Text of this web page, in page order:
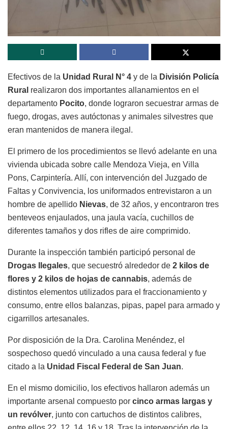
Efectivos de la Unidad Rural N° 4 y de la División Policía
Rural realizaron dos importantes allanamientos en el
departamento Pocito, donde lograron secuestrar armas de
fuego, drogas, aves autóctonas y animales silvestres que
eran mantenidos de manera ilegal.
El primero de los procedimientos se llevó adelante en una
vivienda ubicada sobre calle Mendoza Vieja, en Villa
Pons, Carpintería. Allí, con intervención del Juzgado de
Faltas y Convivencia, los uniformados entrevistaron a un
hombre de apellido Nievas, de 32 años, y encontraron tres
benteveos enjaulados, una jaula vacía, cuchillos de
diferentes tamaños y dos rifles de aire comprimido.
Durante la inspección también participó personal de
Drogas Ilegales, que secuestró alrededor de 2 kilos de
flores y 2 kilos de hojas de cannabis, además de
distintos elementos utilizados para el fraccionamiento y
consumo, entre ellos balanzas, pipas, papel para armado y
cigarrillos artesanales.
Por disposición de la Dra. Carolina Menéndez, el
sospechoso quedó vinculado a una causa federal y fue
citado a la Unidad Fiscal Federal de San Juan.
En el mismo domicilio, los efectivos hallaron además un
importante arsenal compuesto por cinco armas largas y
un revólver, junto con cartuchos de distintos calibres,